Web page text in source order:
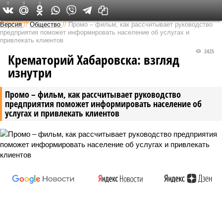
Федеральный выпуск
Версия //Общество //Промо – фильм, как рассчитывает руководство
предприятия поможет информировать население об услугах и
привлекать клиентов
Промо – фильм, как рассчитывает руководство
предприятия поможет информировать население об
услугах и привлекать клиентов
2425
Крематорий Хабаровска: взгляд
изнутри
0 0 0